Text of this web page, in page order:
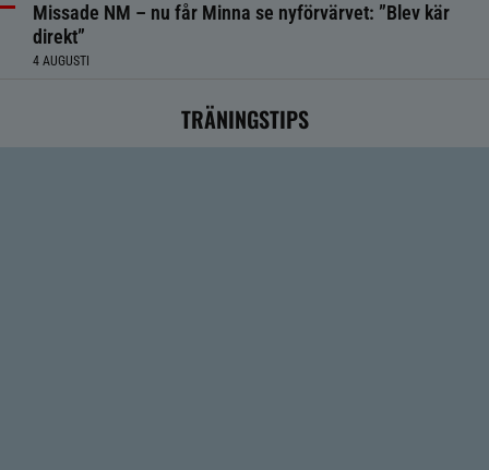
Missade NM – nu får Minna se nyförvärvet: ”Blev kär
direkt”
4 AUGUSTI
TRÄNINGSTIPS